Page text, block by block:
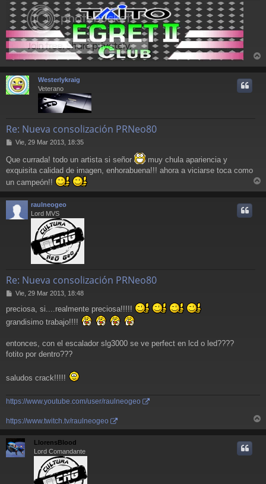
r
Westerlykraig
Veterano
Re: Nueva consolización PRNeo80
M
n
s
j
Vie, 29 Mar 2013, 18:35
Que currada! todo un artista si señor
muy chula apariencia y
exquisita calidad de imagen, enhorabuena!!! ahora a viciarse toca como
un campeón!!
r
raulneogeo
Lord MVS
Re: Nueva consolización PRNeo80
M
n
s
e
Vie, 29 Mar 2013, 18:48
preciosa, si....realmente preciosa!!!!!
grandisimo trabajo!!!!
entonces, con el escalador slg3000 se ve perfect en lcd o led????
fotito por dentro???
saludos crack!!!!!
https://www.youtube.com/user/raulneogeo
https://www.twitch.tv/raulneogeo
r
LlorensBlood
Lord Comandante